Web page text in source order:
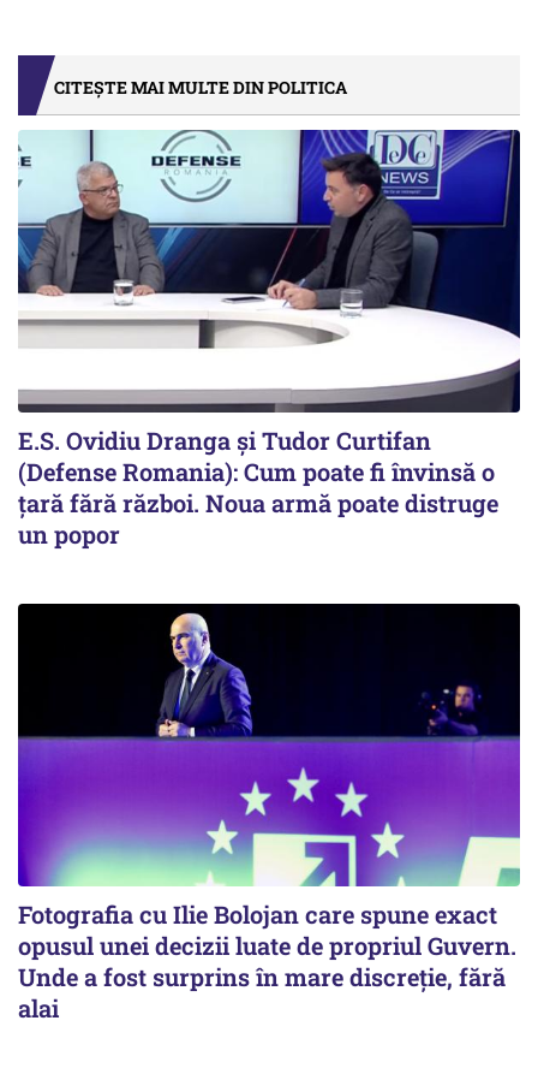
CITEȘTE MAI MULTE DIN POLITICA
E.S. Ovidiu Dranga și Tudor Curtifan
(Defense Romania): Cum poate fi învinsă o
țară fără război. Noua armă poate distruge
un popor
Fotografia cu Ilie Bolojan care spune exact
opusul unei decizii luate de propriul Guvern.
Unde a fost surprins în mare discreție, fără
alai